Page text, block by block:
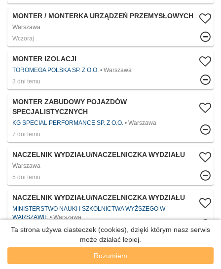
MONTER / MONTERKA URZĄDZEŃ PRZEMYSŁOWYCH
Warszawa
Wczoraj
MONTER IZOLACJI
TOROMEGA POLSKA SP. Z O.O.
Warszawa
3 dni temu
MONTER ZABUDOWY POJAZDÓW
SPECJALISTYCZNYCH
KG SPECIAL PERFORMANCE SP. Z O.O.
Warszawa
7 dni temu
NACZELNIK WYDZIAŁU/NACZELNICZKA WYDZIAŁU
Warszawa
5 dni temu
NACZELNIK WYDZIAŁU/NACZELNICZKA WYDZIAŁU
MINISTERSTWO NAUKI I SZKOLNICTWA WYŻSZEGO W
WARSZAWIE
Warszawa
4 dni temu
NACZELNIK WYDZIAŁU/NACZELNICZKA WYDZIAŁU
Ta strona używa ciasteczek (cookies), dzięki którym nasz serwis
może działać lepiej.
Rozumiem